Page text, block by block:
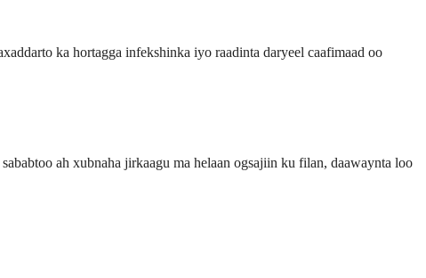
ka hortagga infekshinka iyo raadinta daryeel caafimaad oo
ah xubnaha jirkaagu ma helaan ogsajiin ku filan, daawaynta loo